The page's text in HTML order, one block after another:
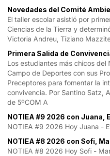
Novedades del Comité
El taller escolar asistió por
Ciencias de la Tierra y
Victoria Andreu, Tiziano
Primera Salida de
Los estudiantes más chicos del
Campo de Deportes con sus
Preceptores para fomentar la
convivencia. Por Santino Satz,
de 5ºCOM A
NOTIEA #9 2026 con Juana,
NOTIEA #9 2026 Hoy Juana -
NOTIEA #8 2026 con Sofi,
NOTIEA #8 2026 Hoy Sofi -